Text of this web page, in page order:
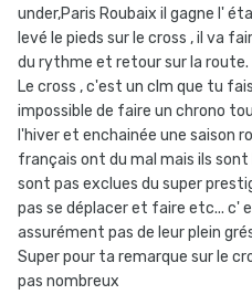
under,Paris Roubaix il gagne l'
levé le pieds sur le cross , il va
du rythme et retour sur la route.
Le cross , c'est un clm que tu
impossible de faire un chrono
l'hiver et enchainée une saison
français ont du mal mais ils
sont pas exclues du super
pas se déplacer et faire etc... c'
assurément pas de leur plein
Super pour ta remarque sur le
pas nombreux